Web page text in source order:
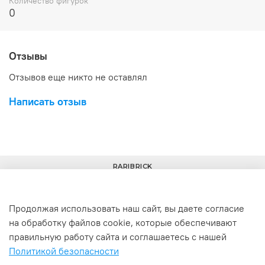
погружения и взаимодействия в процессе
строительства.
0
Отзывы
Отзывов еще никто не оставлял
Написать отзыв
+7(977) 633-00-30
info@raribrick.ru
г. Москва, Перерва ул., 52, стр. 1
RARIBRICK
Продолжая использовать наш сайт, вы даете согласие
на обработку файлов cookie, которые обеспечивают
правильную работу сайта и соглашаетесь с нашей
Политикой безопасности